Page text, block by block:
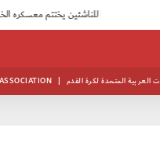
| العربية المتحدة لكرة القدم